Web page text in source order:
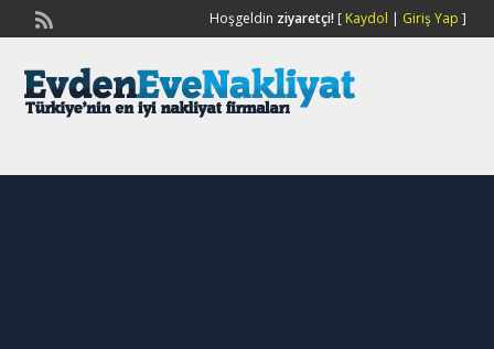
Hoşgeldin ziyaretçi![ Kaydol | Giriş Yap ]